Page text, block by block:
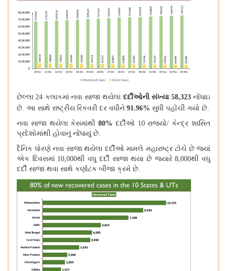
છેલ્લા24 કલાકમાં નવા સાજા થયેલા દર્દીઓની સંખ્યા 58,323 નોંધાઇ
છે. આ સાથે રાષ્ટ્રીય રિકવરી દર વધીને 91.96% સુધી પહોંચી ગયો છે.
નવા સાજા થયેલા કેસમાંથી80% દર્દીઓ 10રાજ્યો/કેન્દ્ર શાસિત
પ્રદેશોમાંથી હોવાનું નોંધાયું છે.
દૈનિક ધોરણે નવા સાજા થયેલા દર્દીઓ મામલે મહારાષ્ટ્ર ટોચે છે જ્યાં
એક દિવસમાં 10,000થી વધુ દર્દી સાજા થયા છે જ્યારે8,000થી વધુ
દર્દી સાજા થવા સાથે કર્ણાટક બીજા ક્રમે છે.